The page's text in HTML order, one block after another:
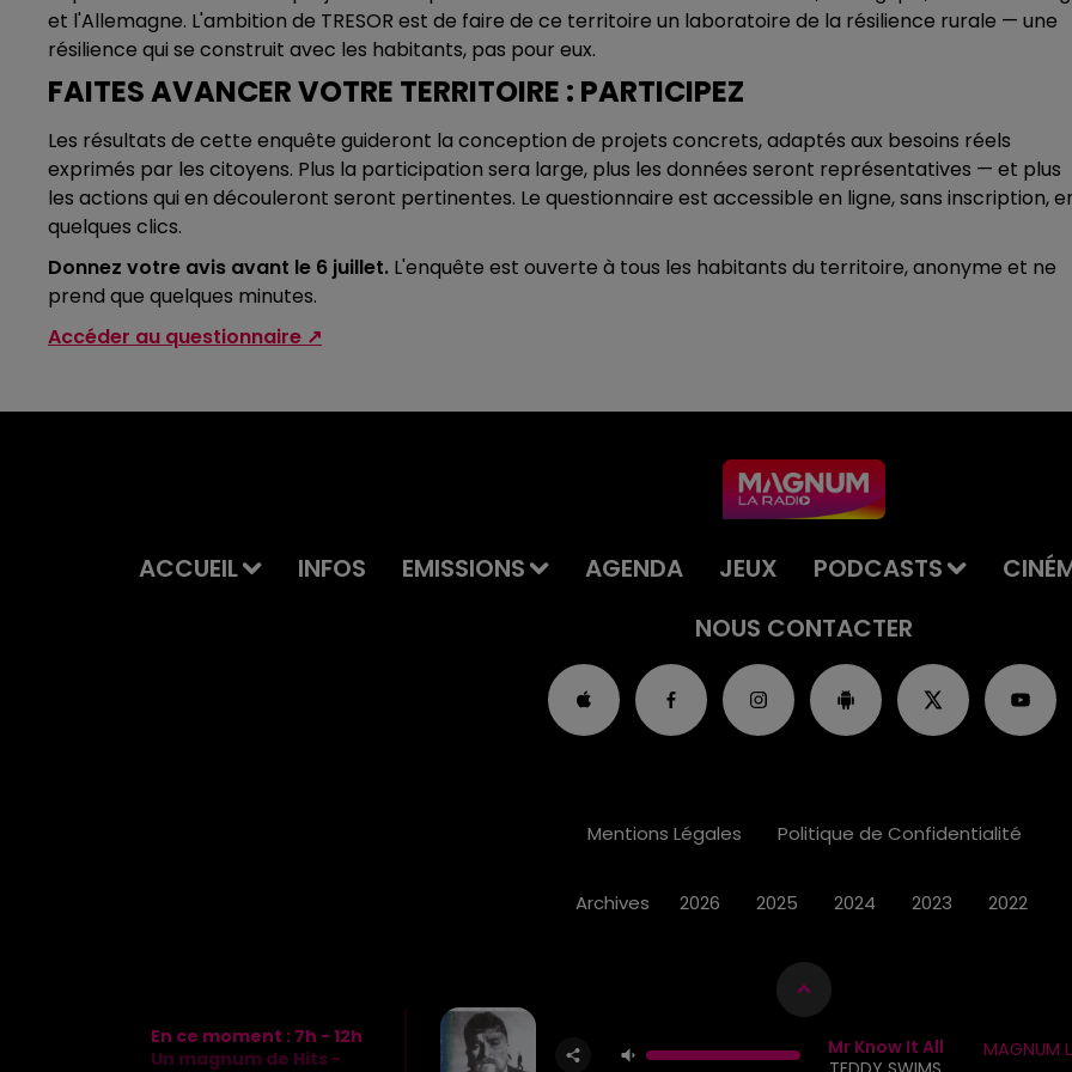
et l'Allemagne. L'ambition de TRESOR est de faire de ce territoire un laboratoire de la résilience rurale — une
résilience qui se construit avec les habitants, pas pour eux.
FAITES AVANCER VOTRE TERRITOIRE : PARTICIPEZ
Les résultats de cette enquête guideront la conception de projets concrets, adaptés aux besoins réels
exprimés par les citoyens. Plus la participation sera large, plus les données seront représentatives — et plus
les actions qui en découleront seront pertinentes. Le questionnaire est accessible en ligne, sans inscription,
quelques clics.
Donnez votre avis avant le 6 juillet. L'enquête est ouverte à tous les habitants du territoire, anonyme et ne
prend que quelques minutes.
Accéder au questionnaire ↗
ACCUEIL INFOS EMISSIONS AGENDA JEUX PODCASTS
NOUS CONTACTER
En ce moment : 7h - 12h
Un magnum de Hits -
Mr Know It All
Mentions Légales Politique de Confidentialité
Archives 2026 2025 2024 2023 2022